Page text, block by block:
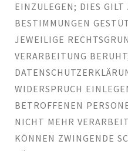
EINZULEGEN; DIES GILT
BESTIMMUNGEN
JEWEILIGE
VERARBEITUNG
WIDERSPRUCH
BETROFFENEN
NICHT MEHR
KÖNNEN ZWINGENDE